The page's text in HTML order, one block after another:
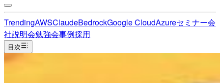
TrendingAWSClaudeBedrockGoogle CloudAzureセミナー会
社説明会勉強会事例採用
目次